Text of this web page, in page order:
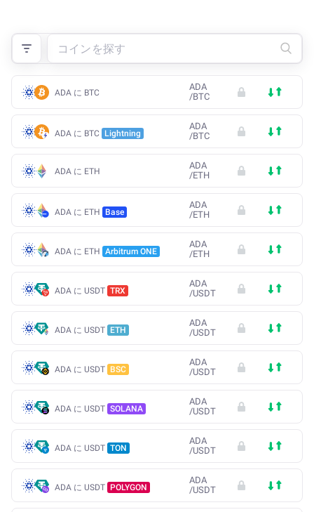
ADA に BTC
ADA
/BTC
ADA に BTC Lightning
ADA
/BTC
ADA に ETH
ADA
/ETH
ADA に ETH Base
ADA
/ETH
ADA に ETH Arbitrum ONE
ADA
/ETH
ADA に USDT TRX
ADA
/USDT
ADA に USDT ETH
ADA
/USDT
ADA に USDT BSC
ADA
/USDT
ADA に USDT SOLANA
ADA
/USDT
ADA に USDT TON
ADA
/USDT
ADA に USDT POLYGON
ADA
/USDT